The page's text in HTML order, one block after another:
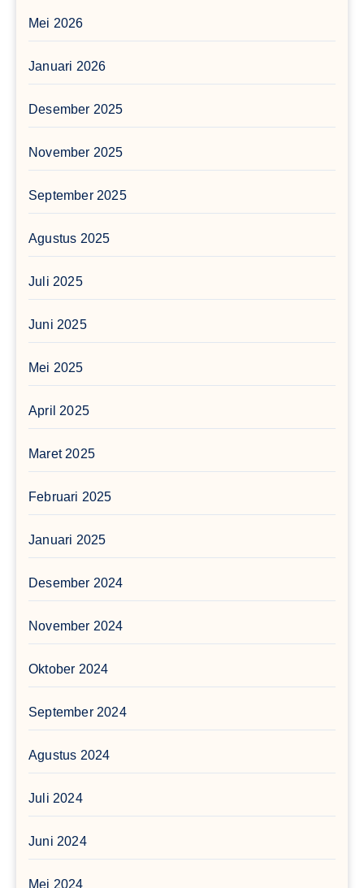
Mei 2026
Januari 2026
Desember 2025
November 2025
September 2025
Agustus 2025
Juli 2025
Juni 2025
Mei 2025
April 2025
Maret 2025
Februari 2025
Januari 2025
Desember 2024
November 2024
Oktober 2024
September 2024
Agustus 2024
Juli 2024
Juni 2024
Mei 2024